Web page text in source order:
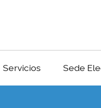
Servicios Sede